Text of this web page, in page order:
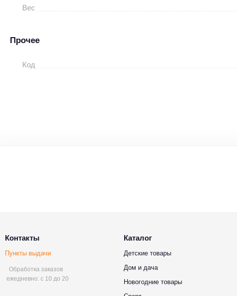
Вес
Прочее
Код
Контакты
Пункты выдачи
Обработка заказов
ежедневно: с 10 до 20
Каталог
Детские товары
Дом и дача
Новогодние товары